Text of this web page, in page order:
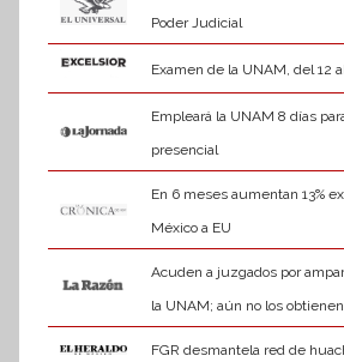
Poder Judicial
Examen de la UNAM, del 12
Empleará la UNAM 8 días
presencial
En 6 meses aumentan 13%
México a EU
Acuden a juzgados por
la UNAM; aún no los obtienen
FGR desmantela red de